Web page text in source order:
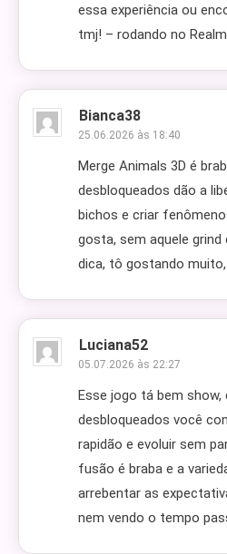
essa experiência ou
tmj! – rodando no
Bianca38
25.06.2026 às 18:40
Merge Animals 3D é
desbloqueados dão a
bichos e criar
gosta, sem aquele
dica, tô gostando
Luciana52
05.07.2026 às 22:27
Esse jogo tá bem show,
desbloqueados você
rapidão e evoluir sem
fusão é braba e a
arrebentar as
nem vendo o tempo